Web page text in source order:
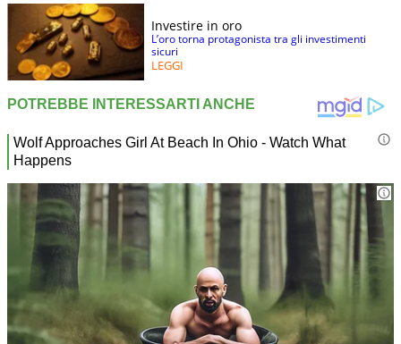
Investire in oro
L’oro torna protagonista tra gli investimenti
sicuri
LEGGI